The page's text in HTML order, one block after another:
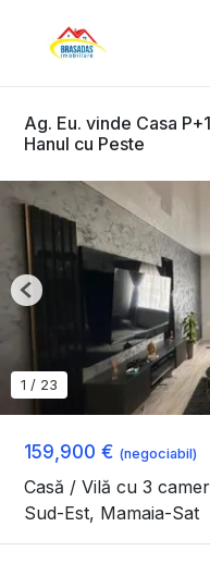
Ag. Eu. vinde Casa
Hanul cu Peste
159,900 € (negociabil)
Casă / Vilă cu 3
Sud-Est, Mamaia-Sat
1 / 23
Previous